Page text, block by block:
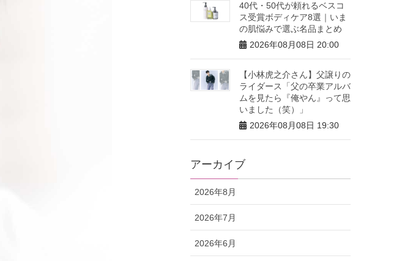
40代・50代が頼れるベスコ
ス受賞ボディケア8選｜いま
の肌悩みで選ぶ名品まとめ
2026年08月08日 20:00
【小林虎之介さん】父譲りの
ライダース「父の卒業アルバ
ムを見たら『俺やん』って思
いました（笑）」
2026年08月08日 19:30
アーカイブ
2026年8月
2026年7月
2026年6月